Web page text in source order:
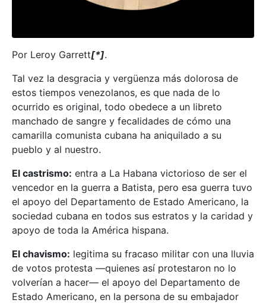
Por Leroy Garrett[*].
Tal vez la desgracia y vergüenza más dolorosa de
estos tiempos venezolanos, es que nada de lo
ocurrido es original, todo obedece a un libreto
manchado de sangre y fecalidades de cómo una
camarilla comunista cubana ha aniquilado a su
pueblo y al nuestro.
El castrismo: entra a La Habana victorioso de ser el
vencedor en la guerra a Batista, pero esa guerra tuvo
el apoyo del Departamento de Estado Americano, la
sociedad cubana en todos sus estratos y la caridad y
apoyo de toda la América hispana.
El chavismo: legitima su fracaso militar con una lluvia
de votos protesta —quienes así protestaron no lo
volverían a hacer— el apoyo del Departamento de
Estado Americano, en la persona de su embajador